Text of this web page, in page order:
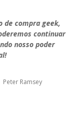
de compra geek,
continuar
nosso poder
Peter Ramsey